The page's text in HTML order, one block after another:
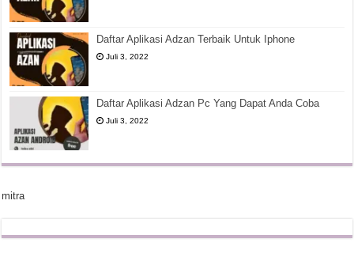
Daftar Aplikasi Adzan Terbaik Untuk Iphone
Juli 3, 2022
Daftar Aplikasi Adzan Pc Yang Dapat Anda Coba
Juli 3, 2022
mitra